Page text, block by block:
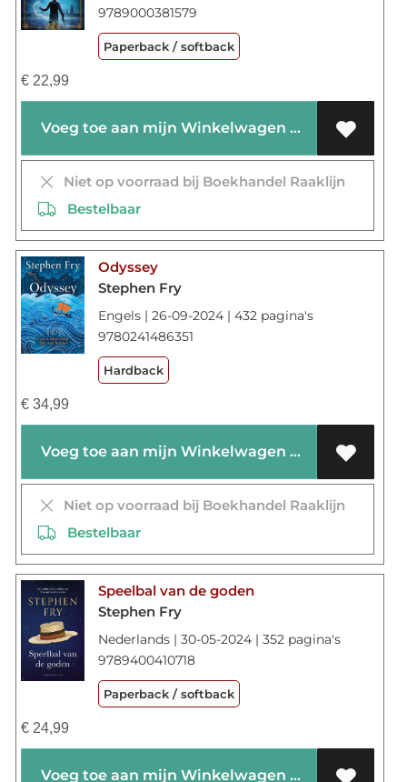
9789000381579
Paperback / softback
€22,99
Voeg toe aan mijn Winkelwagen
Niet op voorraad bij Boekhandel Raaklijn
Bestelbaar
Odyssey
Stephen Fry
Engels | 26-09-2024 | 432 pagina's
9780241486351
Hardback
€34,99
Voeg toe aan mijn Winkelwagen
Niet op voorraad bij Boekhandel Raaklijn
Bestelbaar
Speelbal van de goden
Stephen Fry
Nederlands | 30-05-2024 | 352 pagina's
9789400410718
Paperback / softback
€24,99
Voeg toe aan mijn Winkelwagen